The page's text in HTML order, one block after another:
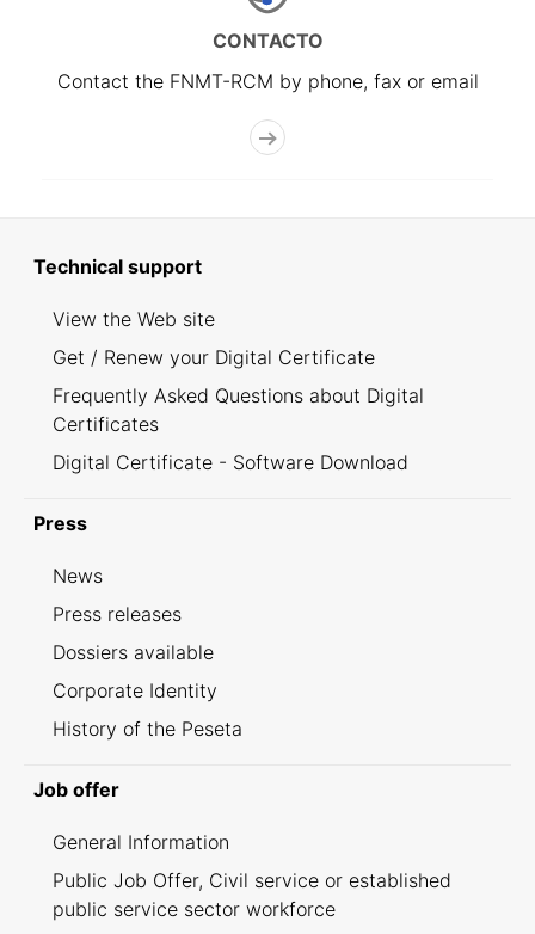
CONTACTO
Contact the FNMT-RCM by phone, fax or email
Technical support
View the Web site
Get / Renew your Digital Certificate
Frequently Asked Questions about Digital
Certificates
Digital Certificate - Software Download
Press
News
Press releases
Dossiers available
Corporate Identity
History of the Peseta
Job offer
General Information
Public Job Offer, Civil service or established
public service sector workforce